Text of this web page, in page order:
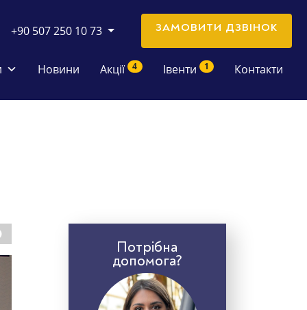
+90 507 250 10 73 ЗАМОВИТИ ДЗВІНОК
Новини Акції 4 Івенти 1 Контакти
Потрібна
допомога?